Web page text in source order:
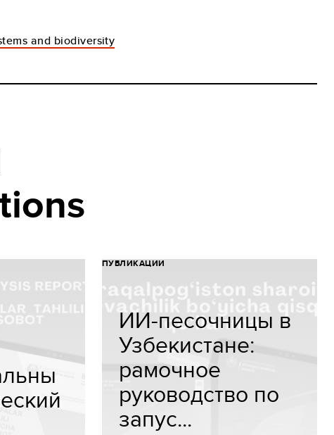
and biodiversity
ПУБЛИКАЦИИ
ИИ-песочницы в
Узбекистане:
рамочное
руководство по
запус...